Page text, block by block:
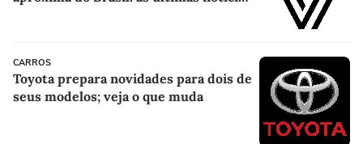
CARROS
Toyota prepara novidades para dois de
seus modelos; veja o que muda